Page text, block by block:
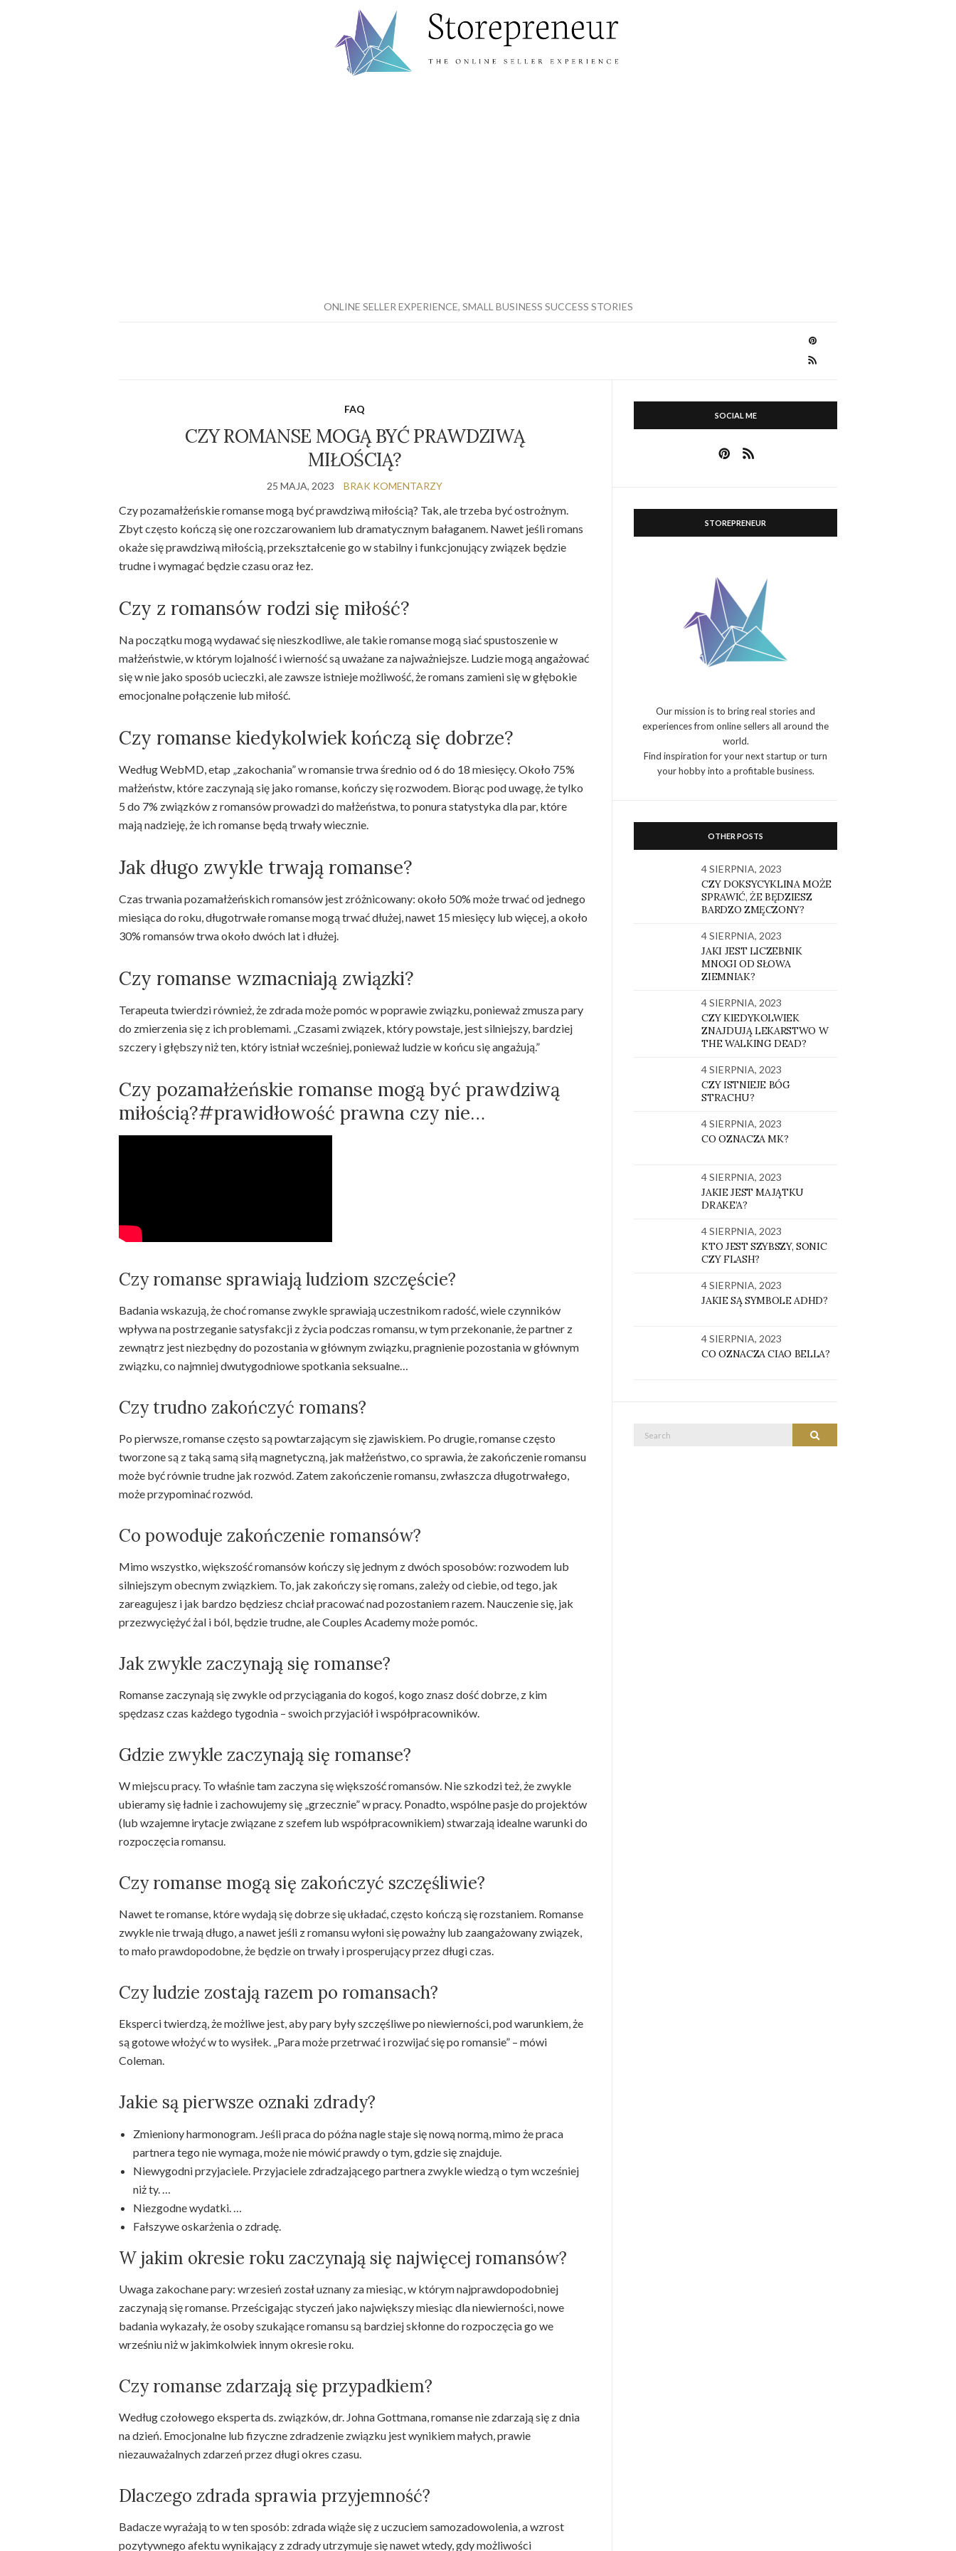
ONLINE SELLER EXPERIENCE, SMALL BUSINESS SUCCESS STORIES
FAQ
CZY ROMANSE MOGĄ BYĆ PRAWDZIWĄ
MIŁOŚCIĄ?
25 MAJA, 2023 BRAK KOMENTARZY
Czy pozamałżeńskie romanse mogą być prawdziwą miłością? Tak, ale trzeba być ostrożnym.
Zbyt często kończą się one rozczarowaniem lub dramatycznym bałaganem. Nawet jeśli romans
okaże się prawdziwą miłością, przekształcenie go w stabilny i funkcjonujący związek będzie
trudne i wymagać będzie czasu oraz łez.
Czy z romansów rodzi się miłość?
Na początku mogą wydawać się nieszkodliwe, ale takie romanse mogą siać spustoszenie w
małżeństwie, w którym lojalność i wierność są uważane za najważniejsze. Ludzie mogą angażować
się w nie jako sposób ucieczki, ale zawsze istnieje możliwość, że romans zamieni się w głębokie
emocjonalne połączenie lub miłość.
Czy romanse kiedykolwiek kończą się dobrze?
Według WebMD, etap „zakochania” w romansie trwa średnio od 6 do 18 miesięcy. Około 75%
małżeństw, które zaczynają się jako romanse, kończy się rozwodem. Biorąc pod uwagę, że tylko
5 do 7% związków z romansów prowadzi do małżeństwa, to ponura statystyka dla par, które
mają nadzieję, że ich romanse będą trwały wiecznie.
Jak długo zwykle trwają romanse?
Czas trwania pozamałżeńskich romansów jest zróżnicowany: około 50% może trwać od jednego
miesiąca do roku, długotrwałe romanse mogą trwać dłużej, nawet 15 miesięcy lub więcej, a około
30% romansów trwa około dwóch lat i dłużej.
Czy romanse wzmacniają związki?
Terapeuta twierdzi również, że zdrada może pomóc w poprawie związku, ponieważ zmusza pary
do zmierzenia się z ich problemami. „Czasami związek, który powstaje, jest silniejszy, bardziej
szczery i głębszy niż ten, który istniał wcześniej, ponieważ ludzie w końcu się angażują.”
Czy pozamałżeńskie romanse mogą być prawdziwą
miłością?#prawidłowość prawna czy nie…
Czy romanse sprawiają ludziom szczęście?
Badania wskazują, że choć romanse zwykle sprawiają uczestnikom radość, wiele czynników
wpływa na postrzeganie satysfakcji z życia podczas romansu, w tym przekonanie, że partner z
zewnątrz jest niezbędny do pozostania w głównym związku, pragnienie pozostania w głównym
związku, co najmniej dwutygodniowe spotkania seksualne…
Czy trudno zakończyć romans?
Po pierwsze, romanse często są powtarzającym się zjawiskiem. Po drugie, romanse często
tworzone są z taką samą siłą magnetyczną, jak małżeństwo, co sprawia, że zakończenie romansu
może być równie trudne jak rozwód. Zatem zakończenie romansu, zwłaszcza długotrwałego,
może przypominać rozwód.
Co powoduje zakończenie romansów?
Mimo wszystko, większość romansów kończy się jednym z dwóch sposobów: rozwodem lub
silniejszym obecnym związkiem. To, jak zakończy się romans, zależy od ciebie, od tego, jak
zareagujesz i jak bardzo będziesz chciał pracować nad pozostaniem razem. Nauczenie się, jak
przezwyciężyć żal i ból, będzie trudne, ale Couples Academy może pomóc.
Jak zwykle zaczynają się romanse?
Romanse zaczynają się zwykle od przyciągania do kogoś, kogo znasz dość dobrze, z kim
spędzasz czas każdego tygodnia – swoich przyjaciół i współpracowników.
Gdzie zwykle zaczynają się romanse?
W miejscu pracy. To właśnie tam zaczyna się większość romansów. Nie szkodzi też, że zwykle
ubieramy się ładnie i zachowujemy się „grzecznie” w pracy. Ponadto, wspólne pasje do projektów
(lub wzajemne irytacje związane z szefem lub współpracownikiem) stwarzają idealne warunki do
rozpoczęcia romansu.
Czy romanse mogą się zakończyć szczęśliwie?
Nawet te romanse, które wydają się dobrze się układać, często kończą się rozstaniem. Romanse
zwykle nie trwają długo, a nawet jeśli z romansu wyłoni się poważny lub zaangażowany związek,
to mało prawdopodobne, że będzie on trwały i prosperujący przez długi czas.
Czy ludzie zostają razem po romansach?
Eksperci twierdzą, że możliwe jest, aby pary były szczęśliwe po niewierności, pod warunkiem, że
są gotowe włożyć w to wysiłek. „Para może przetrwać i rozwijać się po romansie” – mówi
Coleman.
Jakie są pierwsze oznaki zdrady?
Zmieniony harmonogram. Jeśli praca do późna nagle staje się nową normą, mimo że praca
partnera tego nie wymaga, może nie mówić prawdy o tym, gdzie się znajduje.
Niewygodni przyjaciele. Przyjaciele zdradzającego partnera zwykle wiedzą o tym wcześniej
niż ty. …
Niezgodne wydatki. …
Fałszywe oskarżenia o zdradę.
W jakim okresie roku zaczynają się najwięcej romansów?
Uwaga zakochane pary: wrzesień został uznany za miesiąc, w którym najprawdopodobniej
zaczynają się romanse. Prześcigając styczeń jako największy miesiąc dla niewierności, nowe
badania wykazały, że osoby szukające romansu są bardziej skłonne do rozpoczęcia go we
wrześniu niż w jakimkolwiek innym okresie roku.
Czy romanse zdarzają się przypadkiem?
Według czołowego eksperta ds. związków, dr. Johna Gottmana, romanse nie zdarzają się z dnia
na dzień. Emocjonalne lub fizyczne zdradzenie związku jest wynikiem małych, prawie
niezauważalnych zdarzeń przez długi okres czasu.
Dlaczego zdrada sprawia przyjemność?
Badacze wyrażają to w ten sposób: zdrada wiąże się z uczuciem samozadowolenia, a wzrost
pozytywnego afektu wynikający z zdrady utrzymuje się nawet wtedy, gdy możliwości
SOCIAL ME
STOREPRENEUR
Our mission is to bring real stories and
experiences from online sellers all around the
world.
Find inspiration for your next startup or turn
your hobby into a profitable business.
OTHER POSTS
4 SIERPNIA, 2023
CZY DOKSYCYKLINA MOŻE
SPRAWIĆ, ŻE BĘDZIESZ
BARDZO ZMĘCZONY?
4 SIERPNIA, 2023
JAKI JEST LICZEBNIK
MNOGI OD SŁOWA
ZIEMNIAK?
4 SIERPNIA, 2023
CZY KIEDYKOLWIEK
ZNAJDUJĄ LEKARSTWO W
THE WALKING DEAD?
4 SIERPNIA, 2023
CZY ISTNIEJE BÓG
STRACHU?
4 SIERPNIA, 2023
CO OZNACZA MK?
4 SIERPNIA, 2023
JAKIE JEST MAJĄTKU
DRAKE’A?
4 SIERPNIA, 2023
KTO JEST SZYBSZY, SONIC
CZY FLASH?
4 SIERPNIA, 2023
JAKIE SĄ SYMBOLE ADHD?
4 SIERPNIA, 2023
CO OZNACZA CIAO BELLA?
SEARCH